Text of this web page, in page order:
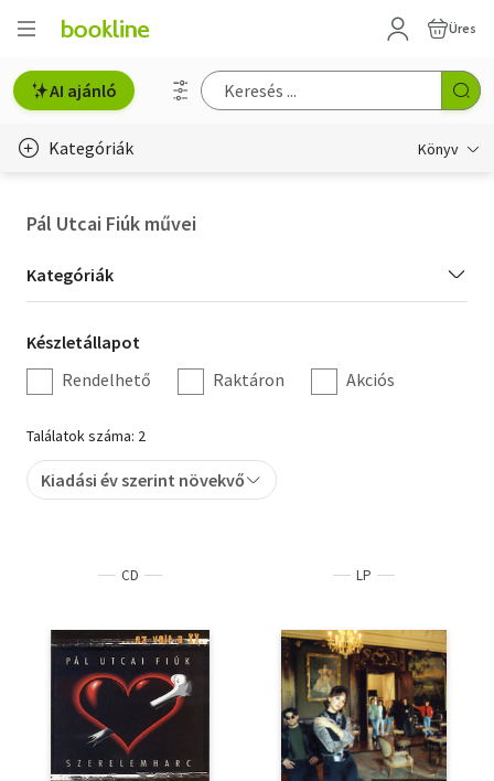
Üres
AI ajánló
Kategóriák Könyv
Hobbi, szabadidő
Irodalom
Művészet
Szakkönyv
Tankönyv, segédkönyv
Társadalomtudomány
Természettudomány
Történelem
Vallás
Pál Utcai Fiúk művei
Kategória
szűrés
Kategóriák
Készletállapot
szűrés
Készletállapot
Rendelhető
Raktáron Akciós
Találatok száma: 2
Kiadási év szerint növekvő
CD LP